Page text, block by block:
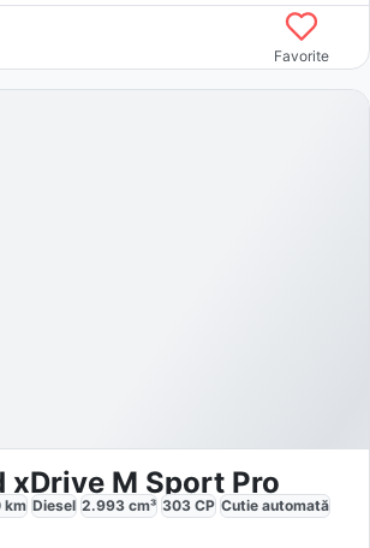
Favorite
xDrive M Sport Pro
km Diesel 2.993 cm³ 303 CP Cutie automată